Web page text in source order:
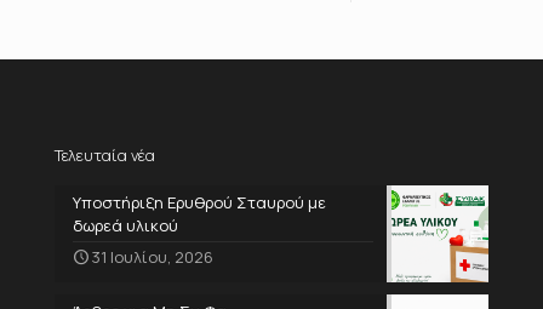
Τελευταία νέα
Υποστήριξη Ερυθρού Σταυρού με
δωρεά υλικού
31 Ιουλίου, 2026